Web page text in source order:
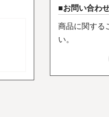
お問い合わ
商品に関する
い。